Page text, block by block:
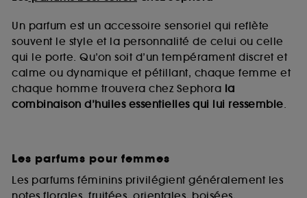
Un parfum est un accessoire sensoriel qui reflète
souvent le style et la personnalité de celui ou celle
qui le porte. Qu’on soit d’un tempérament discret et
calme ou dynamique et pétillant, chaque femme et
chaque homme trouvera chez Sephora la
combinaison d’huiles essentielles qui lui ressemble.
Les parfums pour femmes
Les parfums féminins privilégient généralement les